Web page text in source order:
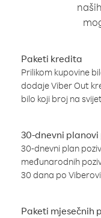
Paketi kredita
Prilikom kupovine
dodaje Viber Out
bilo koji broj na
30-dnevni
30-dnevni plan
međunarodnih
30 dana po
Paketi mjesečnih